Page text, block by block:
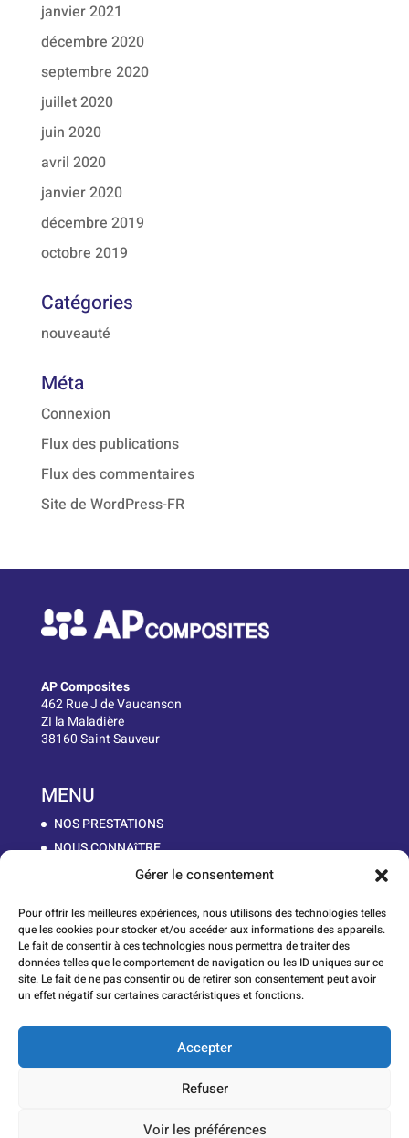
Gérer le consentement
Pour offrir les meilleures expériences, nous utilisons des technologies telles
que les cookies pour stocker et/ou accéder aux informations des appareils.
Le fait de consentir à ces technologies nous permettra de traiter des
données telles que le comportement de navigation ou les ID uniques sur ce
site. Le fait de ne pas consentir ou de retirer son consentement peut avoir
un effet négatif sur certaines caractéristiques et fonctions.
Accepter
Refuser
Voir les préférences
janvier 2021
décembre 2020
septembre 2020
juillet 2020
juin 2020
avril 2020
janvier 2020
décembre 2019
octobre 2019
Catégories
nouveauté
Méta
Connexion
Flux des publications
Flux des commentaires
Site de WordPress-FR
AP Composites
462 Rue J de Vaucanson
ZI la Maladière
38160 Saint Sauveur
MENU
NOS PRESTATIONS
NOUS CONNAîTRE
WORK IN PROGRESS
CONTACT
Lauréats du Réseau Entreprendre Isère